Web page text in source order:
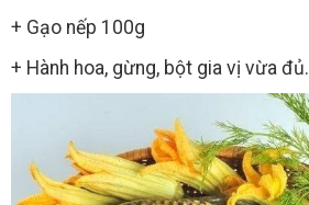
+ Gạo nếp 100g
+ Hành hoa, gừng, bột gia vị vừa đủ.